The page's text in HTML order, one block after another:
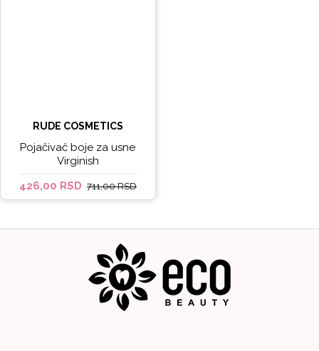
RUDE COSMETICS
Pojačivač boje za usne
Virginish
426,00 RSD 711,00 RSD